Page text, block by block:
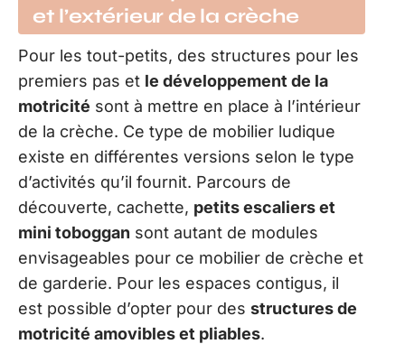
et l’extérieur de la crèche
Pour les tout-petits, des structures pour les
premiers pas et le développement de la
motricité sont à mettre en place à l’intérieur
de la crèche. Ce type de mobilier ludique
existe en différentes versions selon le type
d’activités qu’il fournit. Parcours de
découverte, cachette, petits escaliers et
mini toboggan sont autant de modules
envisageables pour ce mobilier de crèche et
de garderie. Pour les espaces contigus, il
est possible d’opter pour des structures de
motricité amovibles et pliables.